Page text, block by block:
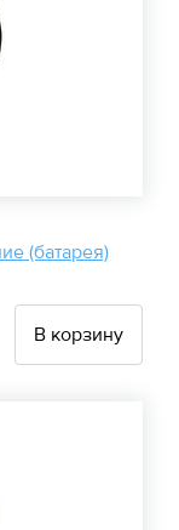
(батарея)
В корзину